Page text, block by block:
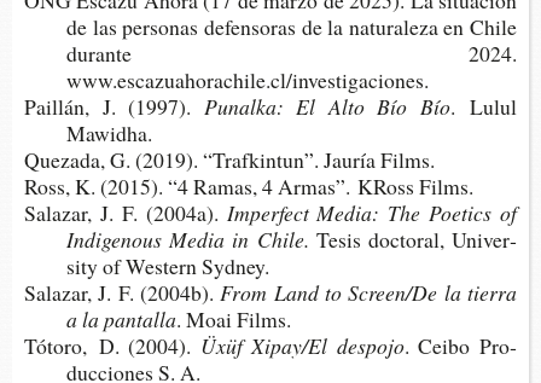
de las per­so­nas defen­so­ras de la natu­ra­le­za en Chile
duran­te 2024.
www.escazuahorachile.cl/investigaciones.
Pai­llán, J. (1997). Punal­ka: El Alto Bío Bío. Lulul
Mawidha.
Que­za­da, G. (2019). “Traf­kin­tun”. Jau­ría Films.
Ross, K. (2015). “4 Ramas, 4 Armas”. KRoss Films.
Sala­zar, J. F. (2004a). Imper­fect Media: The Poe­tics of
Indi­ge­nous Media in Chile. Tesis doc­to­ral, Uni­ver­
sity of Wes­tern Sydney.
Sala­zar, J. F. (2004b). From Land to Screen/De la tie­rra
a la pantalla. Moai Films.
Tótoro, D. (2004). Üxüf Xipay/El despojo. Ceibo Pro­
duc­cio­nes S. A.